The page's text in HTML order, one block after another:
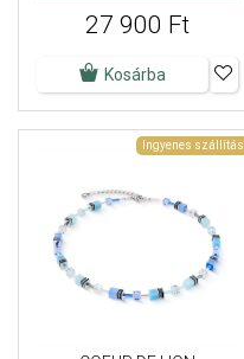
27 900 Ft
Kosárba
Ingyenes szállítás